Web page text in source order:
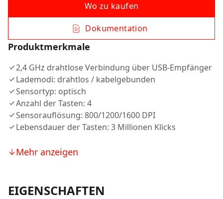
Wo zu kaufen
Dokumentation
Produktmerkmale
2,4 GHz drahtlose Verbindung über USB-Empfänger
Lademodi: drahtlos / kabelgebunden
Sensortyp: optisch
Anzahl der Tasten: 4
Sensorauflösung: 800/1200/1600 DPI
Lebensdauer der Tasten: 3 Millionen Klicks
Mehr anzeigen
EIGENSCHAFTEN